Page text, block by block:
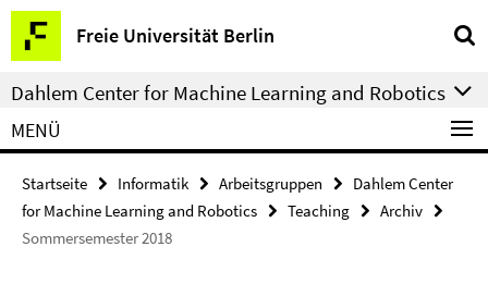
Springe
direkt
zu
Inhalt
Freie Universität Berlin
Service-
Navigation
Dahlem Center for Machine Learning and Robotics
MENÜ
Startseite Informatik Arbeitsgruppen
Dahlem Center
for Machine Learning and Robotics
Teaching
Archiv
Sommersemester 2018